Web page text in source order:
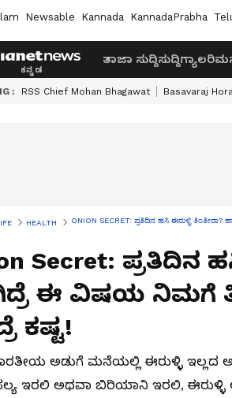
Newsable Kannada KannadaPrabha
ತಾಜಾ ಸುದ್ದಿಸುದ್ದಿಗ್ಯಾಲರಿ
: RSS Chief Mohan Bhagawat Basavaraj
HEALTH ONION SECRET: ಪ್ರತಿದಿನ ಹಸಿ ಈರುಳ್ಳಿ
Secret: ಪ್ರತಿದಿನ
ಈ ವಿಷಯ ನಿಮಗೆ
ಕಷ್ಟ!
ಅಡುಗೆ ಮನೆಯಲ್ಲಿ ಈರುಳ್ಳಿ ಇಲ್ಲದ
ಇರಲಿ ಅಥವಾ ಬಿರಿಯಾನಿ ಇರಲಿ, ಈರುಳ್ಳಿ